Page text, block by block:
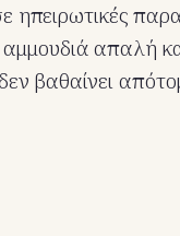
ηπειρωτικές
απαλή
βαθαίνει